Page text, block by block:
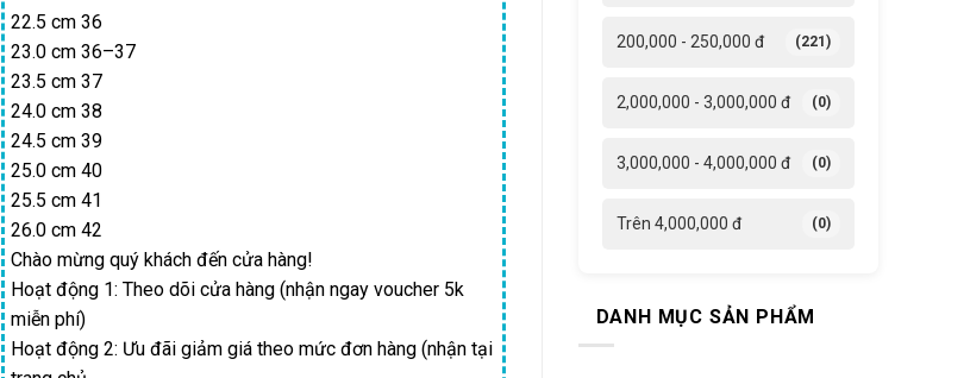
200,000 - 250,000 đ (221)
2,000,000 - 3,000,000 đ (0)
3,000,000 - 4,000,000 đ (0)
Trên 4,000,000 đ (0)
DANH MỤC SẢN PHẨM
228,540 ₫.
22.5 cm 36
23.0 cm 36–37
23.5 cm 37
24.0 cm 38
24.5 cm 39
25.0 cm 40
25.5 cm 41
26.0 cm 42
Chào mừng quý khách đến cửa hàng!
Hoạt động 1: Theo dõi cửa hàng (nhận ngay voucher 5k
miễn phí)
Hoạt động 2: Ưu đãi giảm giá theo mức đơn hàng (nhận tại